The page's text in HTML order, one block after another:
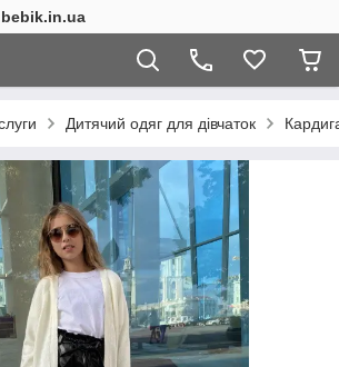
bebik.in.ua
Дитячий одяг для дівчаток